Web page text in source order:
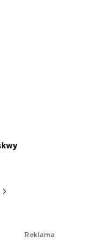
Reklama